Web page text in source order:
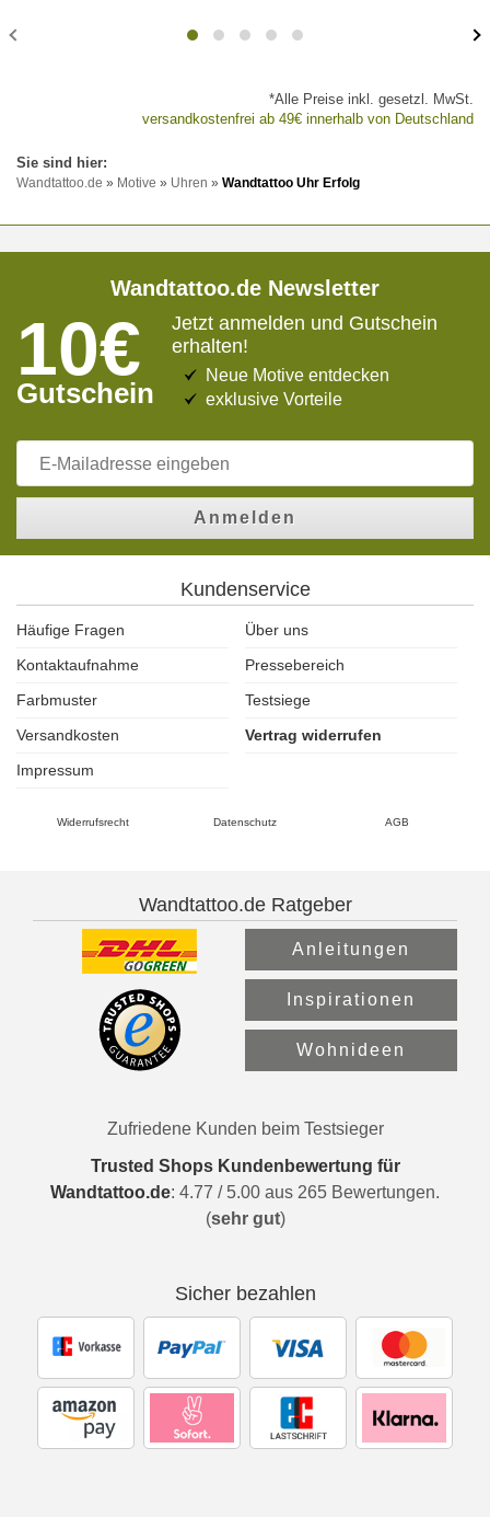
*Alle Preise inkl. gesetzl. MwSt.
versandkostenfrei ab 49€ innerhalb von Deutschland
Wandtattoo.de » Motive » Uhren » Wandtattoo Uhr Erfolg
Wandtattoo.de Newsletter
10€
Gutschein
Jetzt anmelden und Gutschein
erhalten!
Neue Motive entdecken
exklusive Vorteile
Anmelden
Kundenservice
Häufige Fragen
Über uns
Kontaktaufnahme
Pressebereich
Farbmuster
Testsiege
Versandkosten
Vertrag widerrufen
Impressum
Widerrufsrecht Datenschutz AGB
Wandtattoo.de Ratgeber
Anleitungen
Inspirationen
Wohnideen
Zufriedene Kunden beim Testsieger
Trusted Shops Kundenbewertung für
Wandtattoo.de: 4.77 / 5.00 aus 265 Bewertungen.
(sehr gut)
Sicher bezahlen